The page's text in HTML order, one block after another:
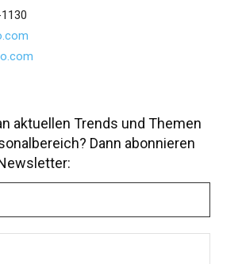
aktuellen Trends und Themen
Dann abonnieren